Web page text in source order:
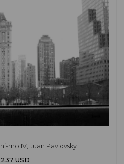
IV, Juan Pavlovsky
USD